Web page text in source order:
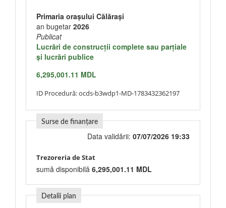
Primaria orașului Călărași
an bugetar 2026
Publicat
Lucrări de construcţii complete sau parţiale
şi lucrări publice
6,295,001.11 MDL
ID Procedură:ocds-b3wdp1-MD-1783432362197
Surse de finanțare
Data validării: 07/07/2026 19:33
Trezoreria de Stat
sumă disponibilă 6,295,001.11 MDL
Detalii plan